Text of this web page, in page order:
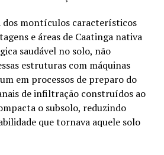
dos montículos característicos
e áreas de Caatinga nativa
saudável no solo, não
estruturas com máquinas
em processos de preparo do
de infiltração construídos ao
o subsolo, reduzindo
que tornava aquele solo